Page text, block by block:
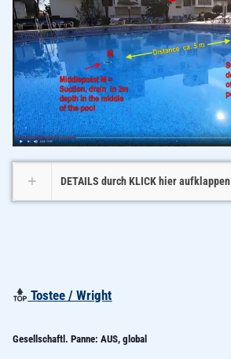
DETAILS durch KLICK hier aufklappen
Tostee / Wright
Gesellschaftl. Panne: AUS, global